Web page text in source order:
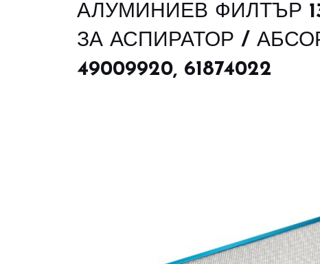
АЛУМИНИЕВ ФИЛТЪР
ЗА АСПИРАТОР /
49009920, 61874022